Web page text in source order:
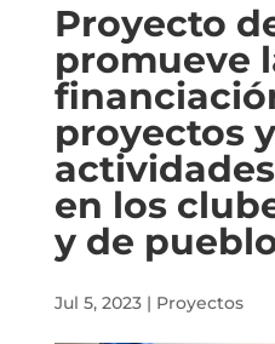
Proyecto
promueve
proyectos y
en los
y de
Jul 5, 2023| Proyectos